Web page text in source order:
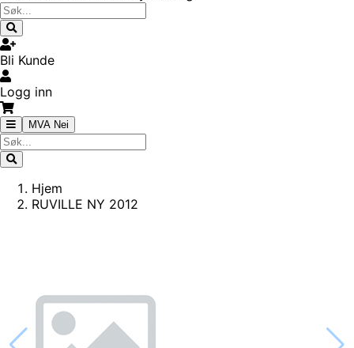
Bli Kunde
Logg inn
MVA Nei
Hjem
RUVILLE NY 2012